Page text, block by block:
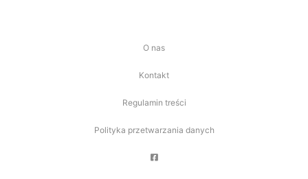
O nas
Kontakt
Regulamin treści
Polityka przetwarzania danych